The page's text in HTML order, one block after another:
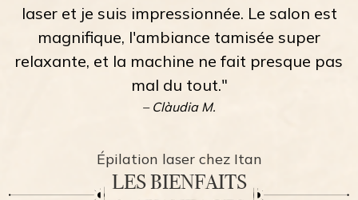
laser et je suis impressionnée. Le salon est
magnifique, l'ambiance tamisée super
relaxante, et la machine ne fait presque pas
mal du tout."
– Clàudia M.
Épilation laser chez Itan
LES BIENFAITS